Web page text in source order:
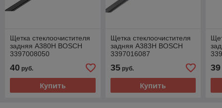
Щетка стеклоочистителя
задняя A380H BOSCH
3397008050
40 руб.
Купить
Щетка стеклоочистителя
задняя A383H BOSCH
3397016087
35руб.
Купить
39